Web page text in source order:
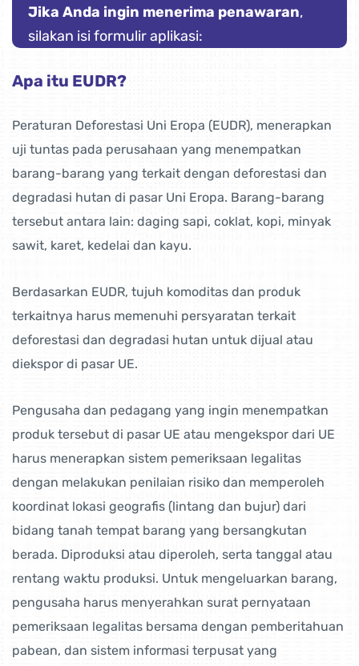
Jika Anda ingin menerima penawaran,
silakan isi formulir aplikasi:
Apa itu EUDR?
Peraturan Deforestasi Uni Eropa (EUDR), menerapkan
uji tuntas pada perusahaan yang menempatkan
barang-barang yang terkait dengan deforestasi dan
degradasi hutan di pasar Uni Eropa. Barang-barang
tersebut antara lain: daging sapi, coklat, kopi, minyak
sawit, karet, kedelai dan kayu.
Berdasarkan EUDR, tujuh komoditas dan produk
terkaitnya harus memenuhi persyaratan terkait
deforestasi dan degradasi hutan untuk dijual atau
diekspor di pasar UE.
Pengusaha dan pedagang yang ingin menempatkan
produk tersebut di pasar UE atau mengekspor dari UE
harus menerapkan sistem pemeriksaan legalitas
dengan melakukan penilaian risiko dan memperoleh
koordinat lokasi geografis (lintang dan bujur) dari
bidang tanah tempat barang yang bersangkutan
berada. Diproduksi atau diperoleh, serta tanggal atau
rentang waktu produksi. Untuk mengeluarkan barang,
pengusaha harus menyerahkan surat pernyataan
pemeriksaan legalitas bersama dengan pemberitahuan
pabean, dan sistem informasi terpusat yang